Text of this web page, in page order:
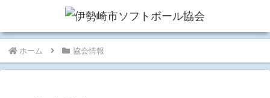
ホーム 協会情報